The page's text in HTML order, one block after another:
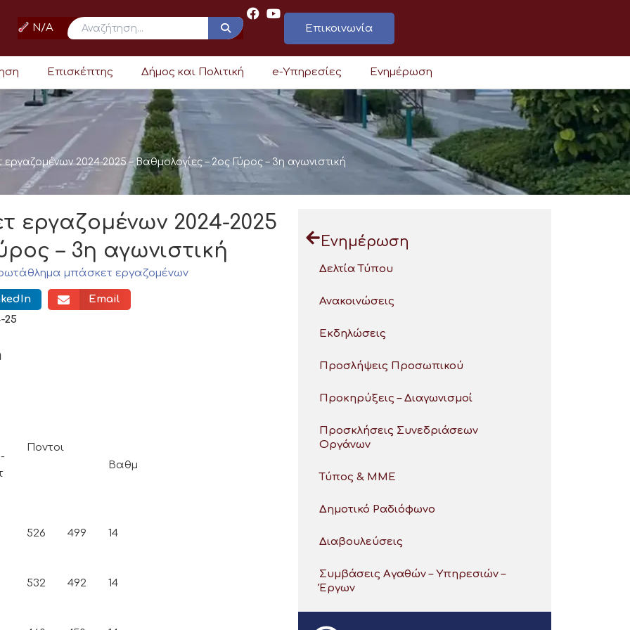
N/A Επικοινωνία
Επισκέπτης Δήμος και Πολιτική e-Υπηρεσίες Ενημέρωση
2024-2025 – Βαθμολογίες – 2ος Γύρος – 3η αγωνιστική
2024-2025
– 3η αγωνιστική
μπάσκετ εργαζομένων
Email
25
Ποντοι
Βαθμ
526 499 14
532 492 14
Ενημέρωση
Δελτία Τύπου
Ανακοινώσεις
Εκδηλώσεις
Προσλήψεις Προσωπικού
Προκηρύξεις – Διαγωνισμοί
Προσκλήσεις Συνεδριάσεων
Οργάνων
Τύπος & ΜΜΕ
Δημοτικό Ραδιόφωνο
Διαβουλεύσεις
Συμβάσεις Αγαθών – Υπηρεσιών –
Έργων